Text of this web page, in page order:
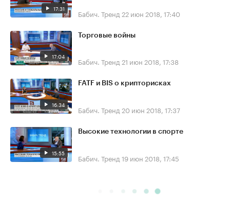
17:31 Бабич. Тренд 22 июн 2018, 17:40
17:04
Торговые войны
Бабич. Тренд 21 июн 2018, 17:38
16:34
FATF и BIS о крипторисках
Бабич. Тренд 20 июн 2018, 17:37
15:55
Высокие технологии в спорте
Бабич. Тренд 19 июн 2018, 17:45